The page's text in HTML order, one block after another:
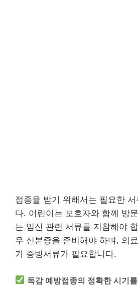
접종을 받기 위해서는 필요한 서
다. 어린이는 보호자와 함께 방
는 임신 관련 서류를 지참해야
우 신분증을 준비해야 하며, 의
가 증빙서류가 필요합니다.
독감 예방접종의 정확한 시기